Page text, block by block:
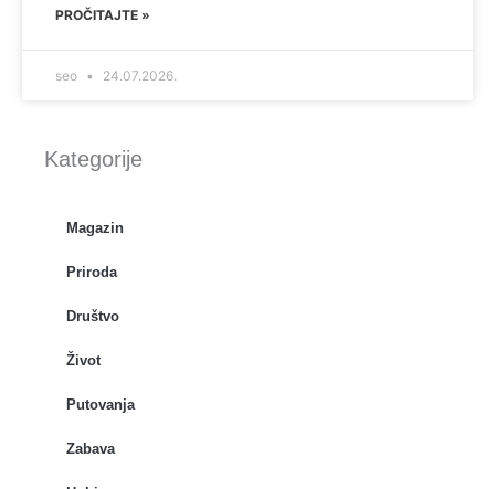
PROČITAJTE »
seo 24.07.2026.
Kategorije
Magazin
Priroda
Društvo
Život
Putovanja
Zabava